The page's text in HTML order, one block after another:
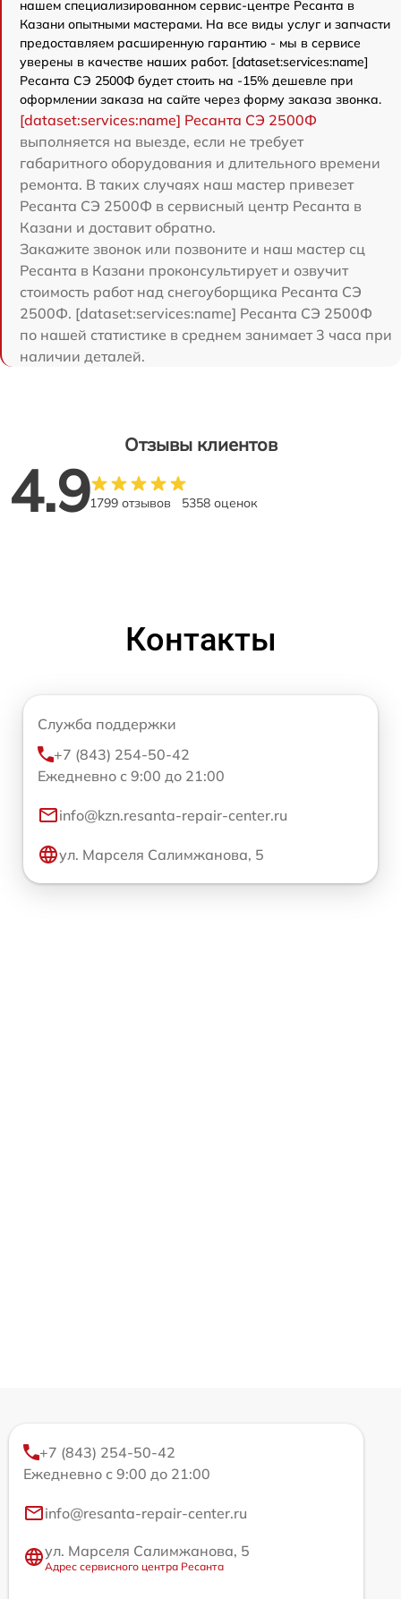
нашем специализированном сервис-центре Ресанта в
Казани опытными мастерами. На все виды услуг и запчасти
предоставляем расширенную гарантию - мы в сервисе
уверены в качестве наших работ. [dataset:services:name]
Ресанта СЭ 2500Ф будет стоить на -15% дешевле при
оформлении заказа на сайте через форму заказа звонка.
[dataset:services:name] Ресанта СЭ 2500Ф
выполняется на выезде, если не требует
габаритного оборудования и длительного времени
ремонта. В таких случаях наш мастер привезет
Ресанта СЭ 2500Ф в сервисный центр Ресанта в
Казани и доставит обратно.
Закажите звонок или позвоните и наш мастер сц
Ресанта в Казани проконсультирует и озвучит
стоимость работ над снегоуборщика Ресанта СЭ
2500Ф. [dataset:services:name] Ресанта СЭ 2500Ф
по нашей статистике в среднем занимает 3 часа при
наличии деталей.
Отзывы клиентов
4.91799 отзывов 5358 оценок
Контакты
Служба поддержки
+7 (843) 254-50-42
Ежедневно с 9:00 до 21:00
info@kzn.resanta-repair-center.ru
ул. Марселя Салимжанова, 5
+7 (843) 254-50-42
Ежедневно с 9:00 до 21:00
info@resanta-repair-center.ru
ул. Марселя Салимжанова, 5
Адрес сервисного центра Ресанта